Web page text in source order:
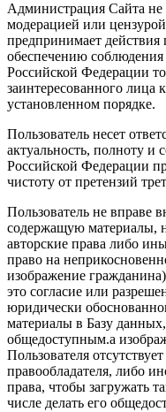
Администрация Сайта не
модерацией или
предпринимает действия
обеспечению соблюдения
Российской Федерации
заинтересованного
установленном порядке.
Пользователь несет
актуальность, полноту и
Российской Федерации
чистоту от претензий
Пользователь не вправе
содержащую материалы,
авторские права либо
право на
изображение
это согласие или
юридически
материалы в Базу
общедоступным.а
Пользователя
правообладателя, либо
права, чтобы загружать
числе делать его